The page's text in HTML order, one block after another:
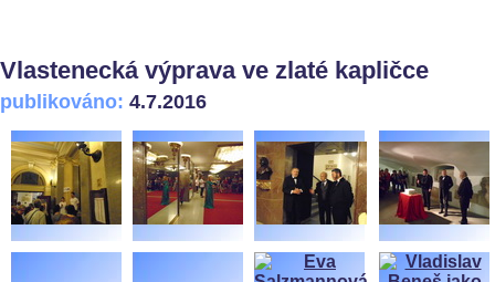
Vlastenecká výprava ve zlaté kapličce
publikováno: 4.7.2016